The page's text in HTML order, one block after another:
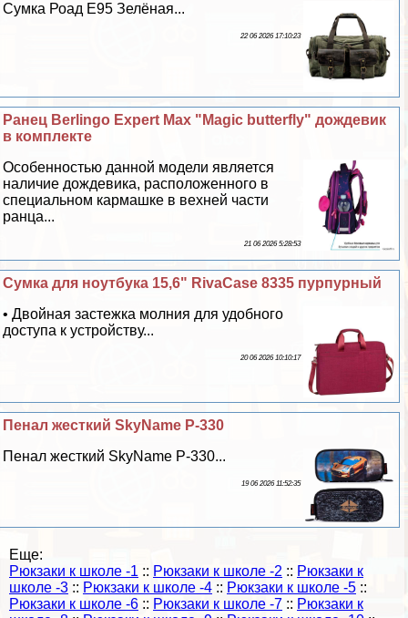
Сумка Роад Е95 Зелёная...
22 06 2026 17:10:23
Ранец Berlingo Expert Max "Magic butterfly" дождевик
в комплекте
Особенностью данной модели является
наличие дождевика, расположенного в
специальном кармашке в вехней части
ранца...
21 06 2026 5:28:53
Сумка для ноутбука 15,6" RivaCase 8335 пурпурный
• Двойная застежка молния для удобного
доступа к устройству...
20 06 2026 10:10:17
Пенал жесткий SkyName P-330
Пенал жесткий SkyName P-330...
19 06 2026 11:52:35
Еще:
Рюкзаки к школе -1 :: Рюкзаки к школе -2 :: Рюкзаки к
школе -3 :: Рюкзаки к школе -4 :: Рюкзаки к школе -5 ::
Рюкзаки к школе -6 :: Рюкзаки к школе -7 :: Рюкзаки к